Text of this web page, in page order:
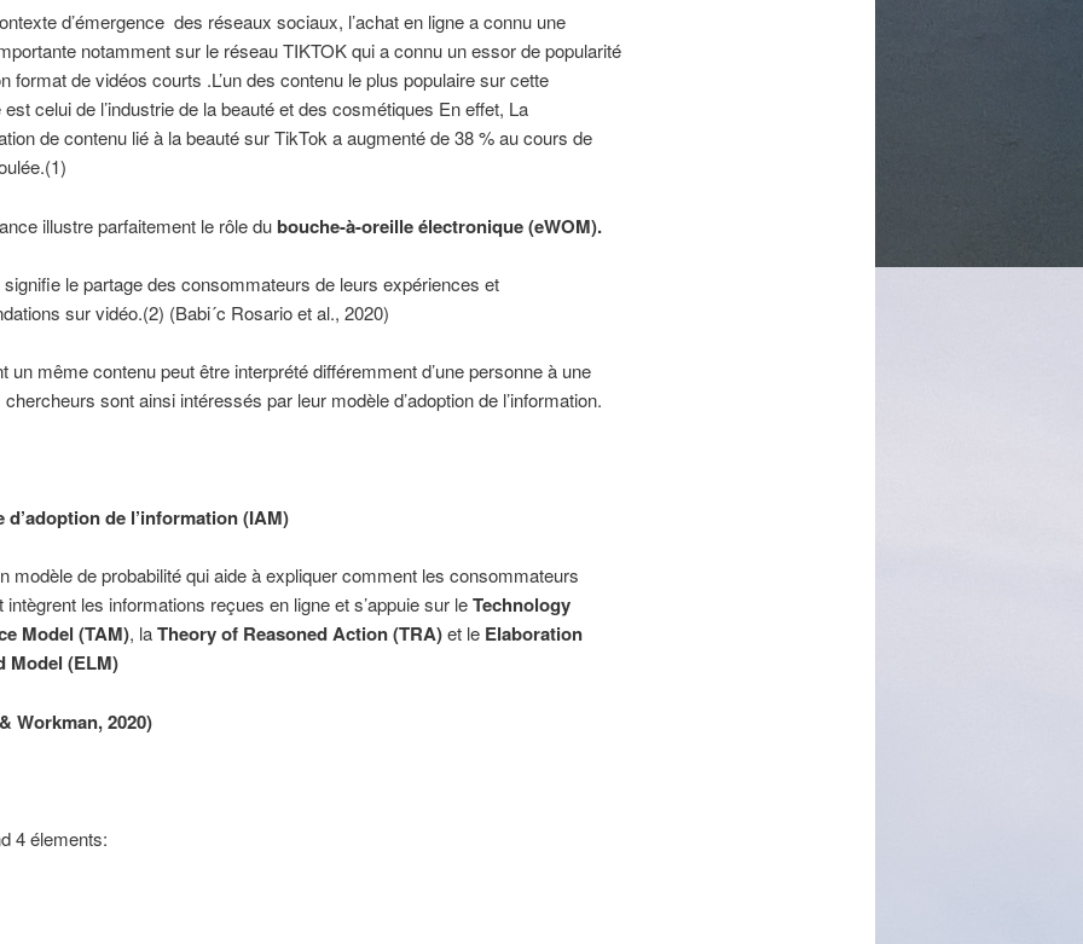
d’émergence des réseaux sociaux, l’achat en ligne a connu une
notamment sur le réseau TIKTOK qui a connu un essor de popularité
format de vidéos courts .L’un des contenu le plus populaire sur cette
celui de l’industrie de la beauté et des cosmétiques En effet, La
de contenu lié à la beauté sur TikTok a augmenté de 38 % au cours de
illustre parfaitement le rôle dubouche-à-oreille électronique (eWOM).
le partage des consommateurs de leurs expériences et
sur vidéo.(2) (Babi´c Rosario et al., 2020)
un même contenu peut être interprété différemment d’une personne à une
sont ainsi intéressés par leur modèle d’adoption de l’information.
d’adoption de l’information (IAM)
modèle de probabilité qui aide à expliquer comment les consommateurs
intègrent les informations reçues en ligne et s’appuie sur leTechnology
Model (TAM), laTheory of Reasoned Action (TRA)et le Elaboration
Model (ELM)
Workman, 2020)
4 élements: